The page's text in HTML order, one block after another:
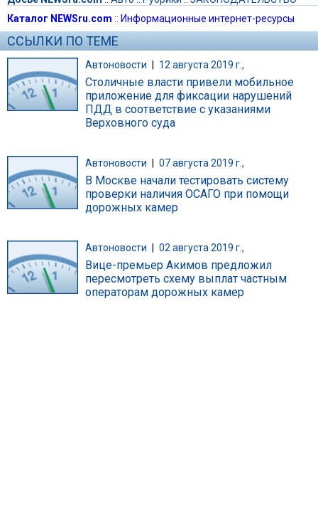
Каталог NEWSru.com :: Информационные интернет-ресурсы
ССЫЛКИ ПО ТЕМЕ
Автоновости | 12 августа 2019 г.,
Столичные власти привели мобильное
приложение для фиксации нарушений
ПДД в соответствие с указаниями
Верховного суда
Автоновости 07 августа 2019 г.,
В Москве начали тестировать систему
проверки наличия ОСАГО при помощи
дорожных камер
Автоновости 02 августа 2019 г.,
Вице-премьер Акимов предложил
пересмотреть схему выплат частным
операторам дорожных камер